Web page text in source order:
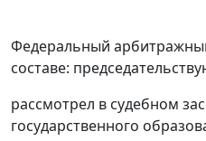
Федеральный
составе:
рассмотрел в судебном
государственного